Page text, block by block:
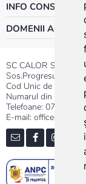
INFO
DOMENII
SC CALOR SRL
Sos.Progresului
Cod Unic de
Numarul din
Telefoane:
E-mail: